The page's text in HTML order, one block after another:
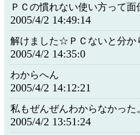
ＰＣの慣れない使い方って面
2005/4/2 14:49:14
解けました☆ＰＣないと分か
2005/4/2 14:35:0
わからへん
2005/4/2 14:12:21
私もぜんぜんわからなかった。
2005/4/2 13:51:24